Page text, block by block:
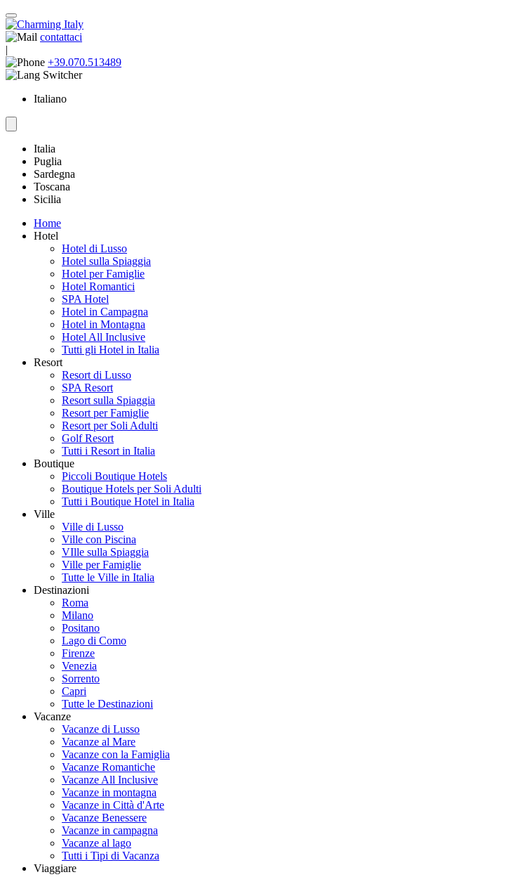
contattaci
|
+39.070.513489
Italiano
Italia
Puglia
Sardegna
Toscana
Sicilia
Home
Hotel
Hotel di Lusso
Hotel sulla Spiaggia
Hotel per Famiglie
Hotel Romantici
SPA Hotel
Hotel in Campagna
Hotel in Montagna
Hotel All Inclusive
Tutti gli Hotel in Italia
Resort
Resort di Lusso
SPA Resort
Resort sulla Spiaggia
Resort per Famiglie
Resort per Soli Adulti
Golf Resort
Tutti i Resort in Italia
Boutique
Piccoli Boutique Hotels
Boutique Hotels per Soli Adulti
Tutti i Boutique Hotel in Italia
Ville
Ville di Lusso
Ville con Piscina
VIlle sulla Spiaggia
Ville per Famiglie
Tutte le Ville in Italia
Destinazioni
Roma
Milano
Positano
Lago di Como
Firenze
Venezia
Sorrento
Capri
Tutte le Destinazioni
Vacanze
Vacanze di Lusso
Vacanze al Mare
Vacanze con la Famiglia
Vacanze Romantiche
Vacanze All Inclusive
Vacanze in montagna
Vacanze in Città d'Arte
Vacanze Benessere
Vacanze in campagna
Vacanze al lago
Tutti i Tipi di Vacanza
Viaggiare